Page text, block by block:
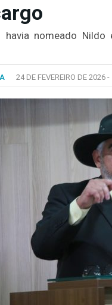
havia nomeado
24 DE FEVEREIRO DE 2026 -